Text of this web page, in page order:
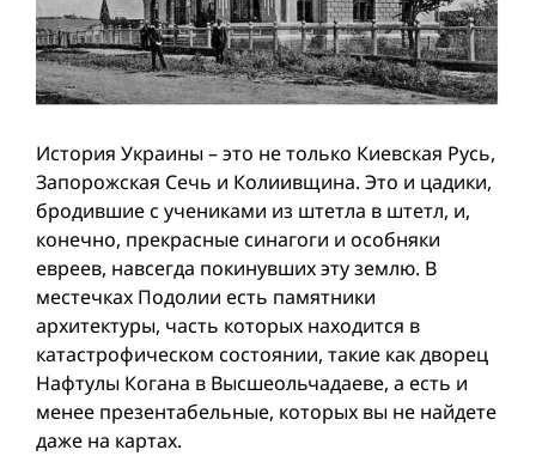
История Украины – это не только Киевская Русь,
Запорожская Сечь и Колиивщина. Это и цадики,
бродившие с учениками из штетла в штетл, и,
конечно, прекрасные синагоги и особняки
евреев, навсегда покинувших эту землю. В
местечках Подолии есть памятники
архитектуры, часть которых находится в
катастрофическом состоянии, такие как дворец
Нафтулы Когана в Высшеольчадаеве, а есть и
менее презентабельные, которых вы не найдете
даже на картах.